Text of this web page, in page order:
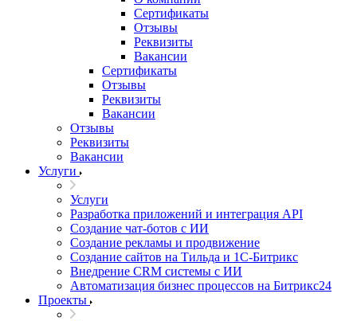
Сертификаты
Отзывы
Реквизиты
Вакансии
Сертификаты
Отзывы
Реквизиты
Вакансии
Отзывы
Реквизиты
Вакансии
Услуги
Услуги
Разработка приложений и интеграция API
Создание чат-ботов с ИИ
Создание рекламы и продвижение
Создание сайтов на Тильда и 1С-Битрикс
Внедрение CRM системы с ИИ
Автоматизация бизнес процессов на Битрикс24
Проекты